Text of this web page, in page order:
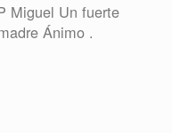
Miguel Un fuerte
Ánimo .